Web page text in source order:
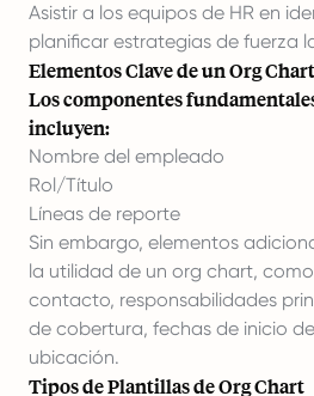
Asistir a los equipos de HR en
planificar estrategias de fuerza
Elementos Clave de un Org Chart
Los componentes
incluyen:
Nombre del empleado
Rol/Título
Líneas de reporte
Sin embargo, elementos
la utilidad de un org chart,
contacto, responsabilidades
de cobertura, fechas de inicio
ubicación.
Tipos de Plantillas de Org Chart